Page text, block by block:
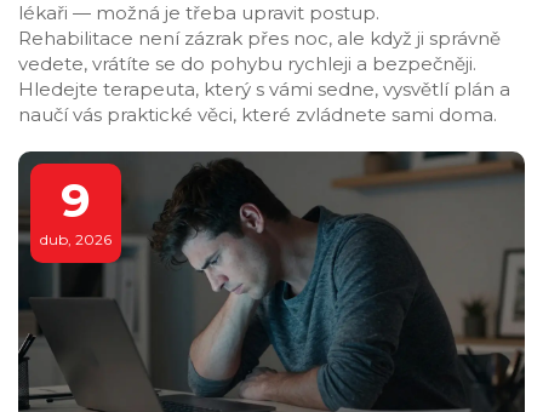
lékaři — možná je třeba upravit postup.
Rehabilitace není zázrak přes noc, ale když ji správně
vedete, vrátíte se do pohybu rychleji a bezpečněji.
Hledejte terapeuta, který s vámi sedne, vysvětlí plán a
naučí vás praktické věci, které zvládnete sami doma.
9
dub, 2026